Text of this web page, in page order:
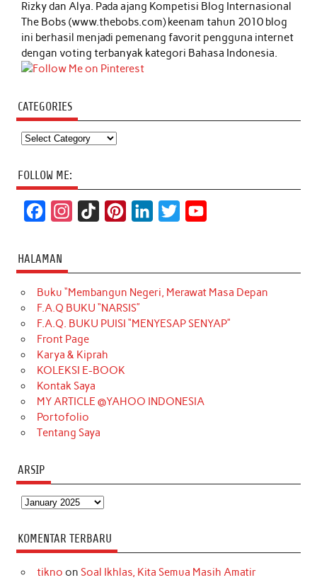
Rizky dan Alya. Pada ajang Kompetisi Blog Internasional
The Bobs (www.thebobs.com) keenam tahun 2010 blog
ini berhasil menjadi pemenang favorit pengguna internet
dengan voting terbanyak kategori Bahasa Indonesia.
CATEGORIES
Categories
FOLLOW ME:
c
e
b
o
o
k
t
a
g
r
a
m
T
o
k
t
e
r
k
e
d
t
t
e
T
u
b
HALAMAN
Buku “Membangun Negeri, Merawat Masa Depan
F.A.Q BUKU “NARSIS”
F.A.Q. BUKU PUISI “MENYESAP SENYAP”
Front Page
Karya & Kiprah
KOLEKSI E-BOOK
Kontak Saya
MY ARTICLE @YAHOO INDONESIA
Portofolio
Tentang Saya
ARSIP
Arsip
KOMENTAR TERBARU
tikno on Soal Ikhlas, Kita Semua Masih Amatir